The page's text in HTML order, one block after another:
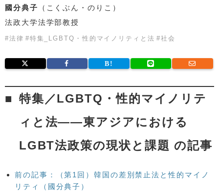
國分典子 （こくぶん・のりこ）
法政大学法学部教授
#法律 #特集_LGBTQ・性的マイノリティと法 #社会
特集／LGBTQ・性的マイノリテ
ィと法——東アジアにおける
LGBT法政策の現状と課題 の記事
前の記事：（第1回）韓国の差別禁止法と性的マイノ
リティ（國分典子）